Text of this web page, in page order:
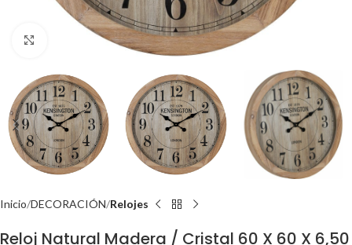
Click to enlarge
Inicio DECORACIÓN Relojes
Reloj Natural Madera / Cristal 60 X 60 X 6,50